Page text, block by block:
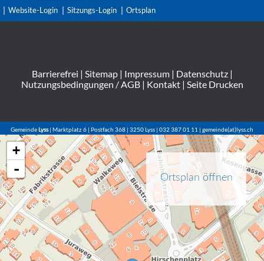
Website-Login Sitzungs-Login Ortsplan
Barrierefrei | Sitemap| Impressum| Datenschutz|
Nutzungsbedingungen / AGB| Kontakt| Seite Drucken
GemeindeLyss| Marktplatz 6 | Postfach 368 | 3250 Lyss | 032 387 01 11 | gemeinde(at)lyss.ch